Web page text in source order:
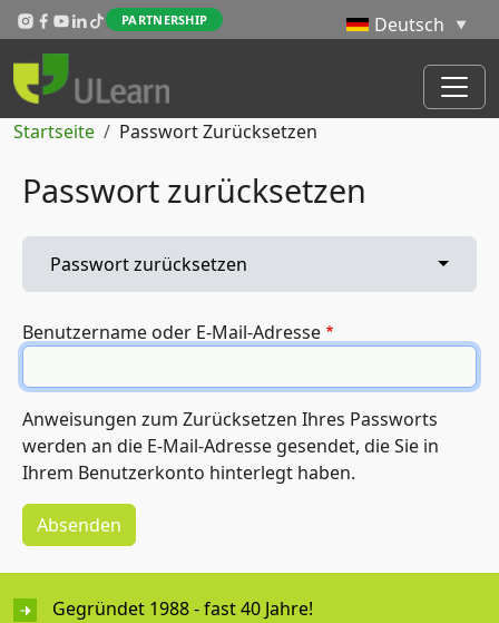
Direkt zum InhaltPARTNERSHIP
Pfadnavigation
Startseite Passwort Zurücksetzen
Passwort zurücksetzen
Primäre Reiter
Passwort zurücksetzen Toggle
Benutzername oder E-Mail-Adresse
Anweisungen zum Zurücksetzen Ihres Passworts
werden an die E-Mail-Adresse gesendet, die Sie in
Ihrem Benutzerkonto hinterlegt haben.
Gegründet 1988 - fast 40 Jahre!